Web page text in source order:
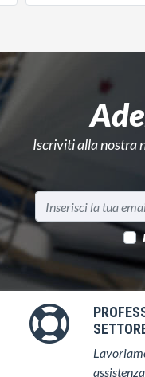
Iscriviti alla nostra